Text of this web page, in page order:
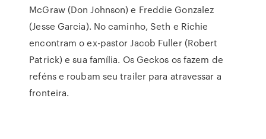
McGraw (Don Johnson) e Freddie Gonzalez
(Jesse Garcia). No caminho, Seth e Richie
encontram o ex-pastor Jacob Fuller (Robert
Patrick) e sua família. Os Geckos os fazem de
reféns e roubam seu trailer para atravessar a
fronteira.